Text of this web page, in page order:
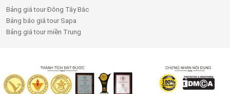
Bảng giá tour Đông Tây Bắc
Bảng báo giá tour Sapa
Bảng giá tour miền Trung